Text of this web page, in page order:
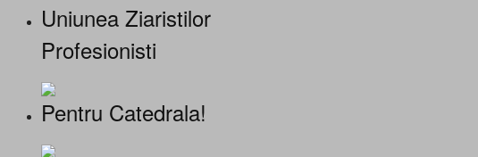
Uniunea Ziaristilor
Profesionisti
Pentru Catedrala!